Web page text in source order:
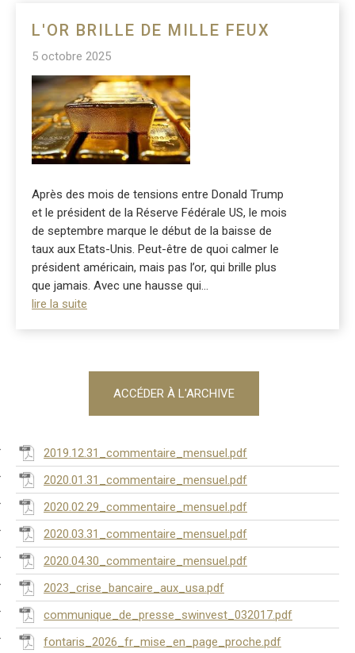
L'OR BRILLE DE MILLE FEUX
5 octobre 2025
Après des mois de tensions entre Donald Trump
et le président de la Réserve Fédérale US, le mois
de septembre marque le début de la baisse de
taux aux Etats-Unis. Peut-être de quoi calmer le
président américain, mais pas l’or, qui brille plus
que jamais. Avec une hausse qui...
lire la suite
ACCÉDER À L'ARCHIVE
2019.12.31_commentaire_mensuel.pdf
2020.01.31_commentaire_mensuel.pdf
2020.02.29_commentaire_mensuel.pdf
2020.03.31_commentaire_mensuel.pdf
2020.04.30_commentaire_mensuel.pdf
2023_crise_bancaire_aux_usa.pdf
communique_de_presse_swinvest_032017.pdf
fontaris_2026_fr_mise_en_page_proche.pdf